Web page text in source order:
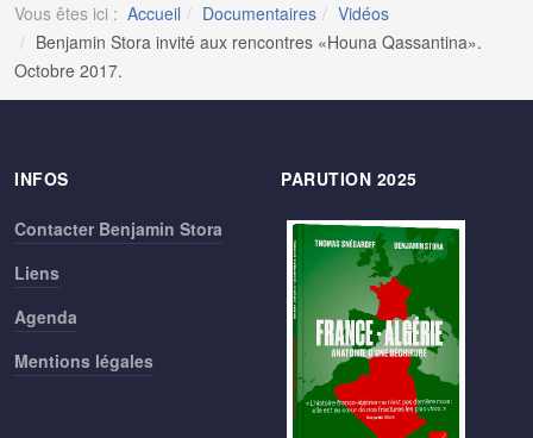
Vous êtes ici : Accueil Documentaires
Vidéos
Benjamin Stora invité aux rencontres «Houna Qassantina».
Octobre 2017.
INFOS
Contacter Benjamin Stora
Liens
Agenda
Mentions légales
PARUTION 2025